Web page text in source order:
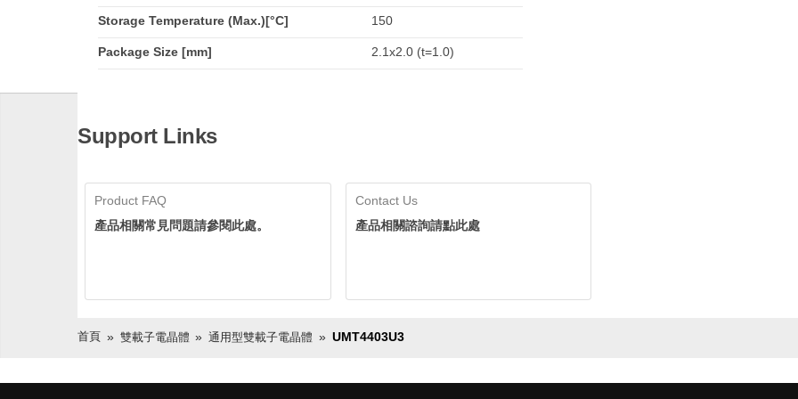
Storage Temperature (Max.)[°C] 150
Package Size [mm] 2.1x2.0 (t=1.0)
Support Links
Product FAQ
產品相關常見問題請參閱此處。
Contact Us
產品相關諮詢請點此處
首頁 雙載子電晶體 通用型雙載子電晶體 UMT4403U3